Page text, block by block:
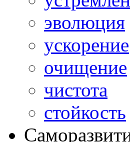
эволюция
ускорение
очищение
чистота
стойкость